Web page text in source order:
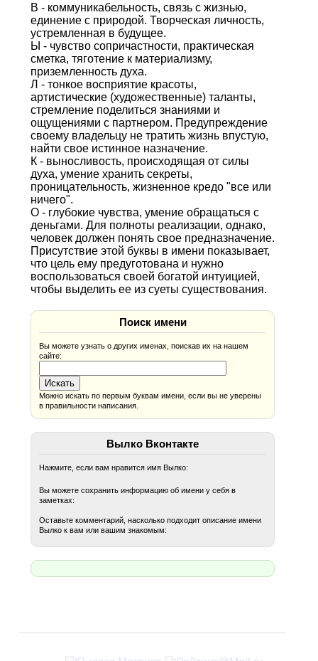
В - коммуникабельность, связь с жизнью,
единение с природой. Творческая личность,
устремленная в будущее.
Ы - чувство сопричастности, практическая
сметка, тяготение к материализму,
приземленность духа.
Л - тонкое восприятие красоты,
артистические (художественные) таланты,
стремление поделиться знаниями и
ощущениями с партнером. Предупреждение
своему владельцу не тратить жизнь впустую,
найти свое истинное назначение.
К - выносливость, происходящая от силы
духа, умение хранить секреты,
проницательность, жизненное кредо "все или
ничего".
О - глубокие чувства, умение обращаться с
деньгами. Для полноты реализации, однако,
человек должен понять свое предназначение.
Присутствие этой буквы в имени показывает,
что цель ему предуготована и нужно
воспользоваться своей богатой интуицией,
чтобы выделить ее из суеты существования.
Поиск имени
Вы можете узнать о других именах, поискав их на нашем
сайте:
Можно искать по первым буквам имени, если вы не уверены
в правильности написания.
Вылко Вконтакте
Нажмите, если вам нравится имя Вылко:
Вы можете сохранить информацию об имени у себя в
заметках:
Оставьте комментарий, насколько подходит описание имени
Вылко к вам или вашим знакомым: